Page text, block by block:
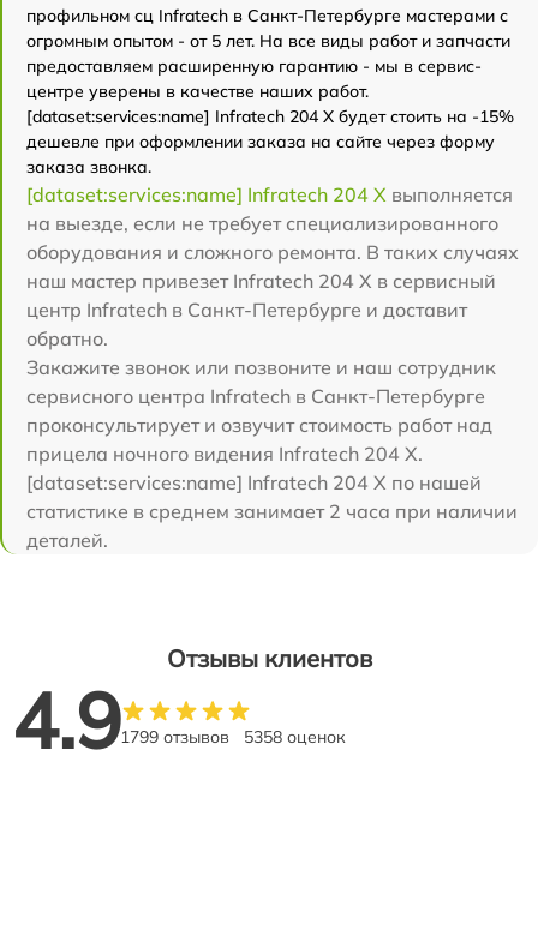
профильном сц Infratech в Санкт-Петербурге мастерами с
огромным опытом - от 5 лет. На все виды работ и запчасти
предоставляем расширенную гарантию - мы в сервис-
центре уверены в качестве наших работ.
[dataset:services:name] Infratech 204 Х будет стоить на -15%
дешевле при оформлении заказа на сайте через форму
заказа звонка.
[dataset:services:name] Infratech 204 Х выполняется
на выезде, если не требует специализированного
оборудования и сложного ремонта. В таких случаях
наш мастер привезет Infratech 204 Х в сервисный
центр Infratech в Санкт-Петербурге и доставит
обратно.
Закажите звонок или позвоните и наш сотрудник
сервисного центра Infratech в Санкт-Петербурге
проконсультирует и озвучит стоимость работ над
прицела ночного видения Infratech 204 Х.
[dataset:services:name] Infratech 204 Х по нашей
статистике в среднем занимает 2 часа при наличии
деталей.
Отзывы клиентов
4.91799 отзывов 5358 оценок